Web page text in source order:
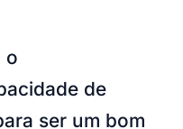
o
de
ser um bom